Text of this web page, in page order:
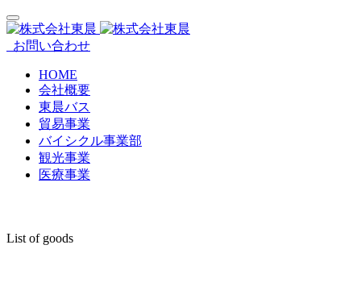
お問い合わせ
HOME
会社概要
東晨バス
貿易事業
バイシクル事業部
観光事業
医療事業
List of goods